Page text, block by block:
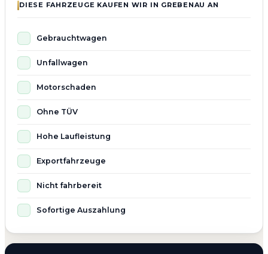
DIESE FAHRZEUGE KAUFEN WIR IN GREBENAU AN
Gebrauchtwagen
Unfallwagen
Motorschaden
Ohne TÜV
Hohe Laufleistung
Exportfahrzeuge
Nicht fahrbereit
Sofortige Auszahlung